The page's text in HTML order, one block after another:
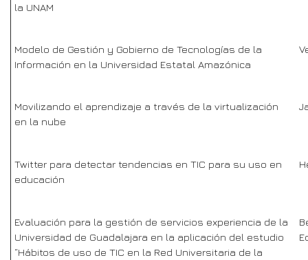
la UNAM
Modelo de Gestión y Gobierno de Tecnologías de la
Información en la Universidad Estatal Amazónica
Movilizando el aprendizaje a través de la virtualización
en la nube
Twitter para detectar tendencias en TIC para su uso en
educación
Evaluación para la gestión de servicios experiencia de la
Universidad de Guadalajara en la aplicación del estudio
“Hábitos de uso de TIC en la Red Universitaria de la